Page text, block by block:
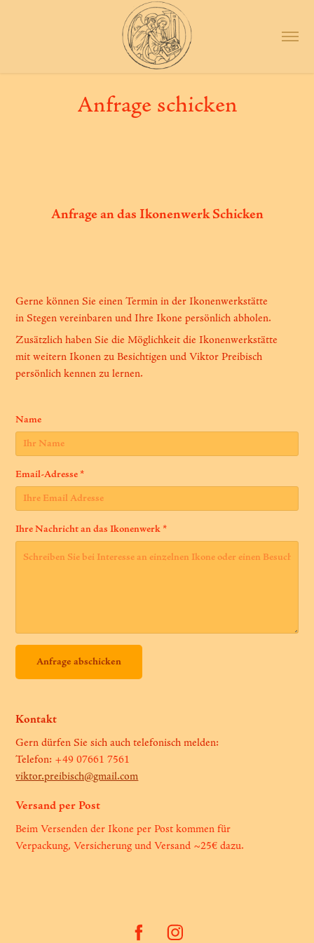
Anfrage schicken
Anfrage an das Ikonenwerk Schicken
Gerne können Sie einen Termin in der Ikonenwerkstätte
in Stegen vereinbaren und Ihre Ikone persönlich abholen.
Zusätzlich haben Sie die Möglichkeit die Ikonenwerkstätte
mit weitern Ikonen zu Besichtigen und Viktor Preibisch
persönlich kennen zu lernen.
Name
Email-Adresse *
Ihre Nachricht an das Ikonenwerk *
Anfrage abschicken
Kontakt
Gern dürfen Sie sich auch telefonisch melden:
Telefon: +49 07661 7561
viktor.preibisch@gmail.com
Versand per Post
Beim Versenden der Ikone per Post kommen für
Verpackung, Versicherung und Versand ~25€ dazu.